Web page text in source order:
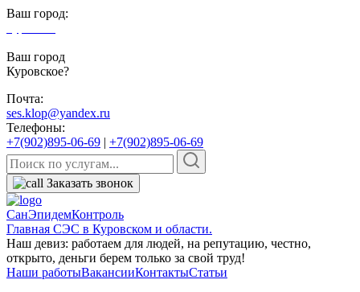
Ваш город:
Ваш город
Куровское?
Почта:
ses.klop@yandex.ru
Телефоны:
+7(902)895-06-69 | +7(902)895-06-69
Заказать звонок
СанЭпидемКонтроль
Главная СЭС в Куровском и области.
Наш девиз: работаем для людей, на репутацию, честно,
открыто, деньги берем только за свой труд!
Наши работыВакансииКонтактыСтатьи